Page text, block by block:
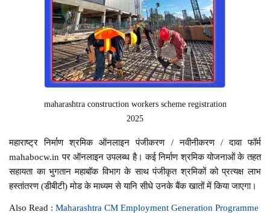
maharashtra construction workers scheme registration
2025
महाराष्ट्र निर्माण श्रमिक ऑनलाइन पंजीकरण / नवीनीकरण / दावा फॉर्म
mahabocw.in पर ऑनलाइन उपलब्ध है। कई निर्माण श्रमिक योजनाओं के तहत
सहायता का भुगतान महाबॉक विभाग के साथ पंजीकृत श्रमिकों को प्रत्यक्ष लाभ
हस्तांतरण (डीबीटी) मोड के माध्यम से यानि सीधे उनके बैंक खातों में किया जाएगा।
Also Read :Maharashtra CM Employment Generation Programme